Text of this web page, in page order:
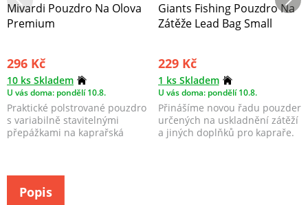
Mivardi Pouzdro Na Olova
Premium
296 Kč
10 ks Skladem
U vás doma: pondělí 10.8.
Praktické polstrované pouzdro
s variabilně stavitelnými
přepážkami na kaprařská
Giants Fishing Pouzdro Na
Zátěže Lead Bag Small
229 Kč
1 ks Skladem
U vás doma: pondělí 10.8.
Přinášíme novou řadu pouzder
určených na uskladnění zátěží
a jiných doplňků pro kapraře.
Popis